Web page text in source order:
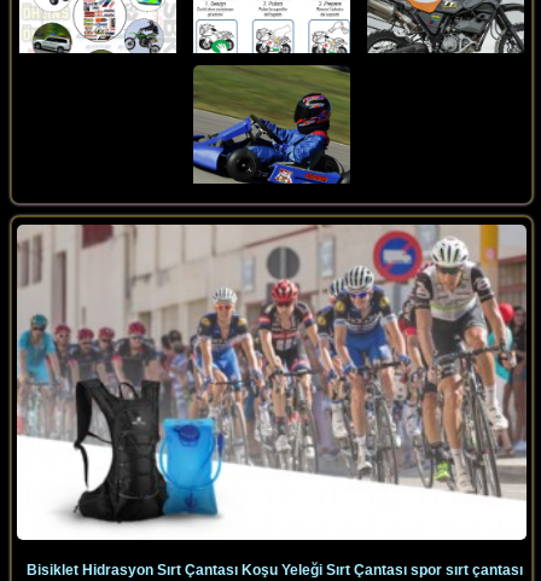
Bisiklet Hidrasyon Sırt Çantası Koşu Yeleği Sırt Çantası spor sırt çantası